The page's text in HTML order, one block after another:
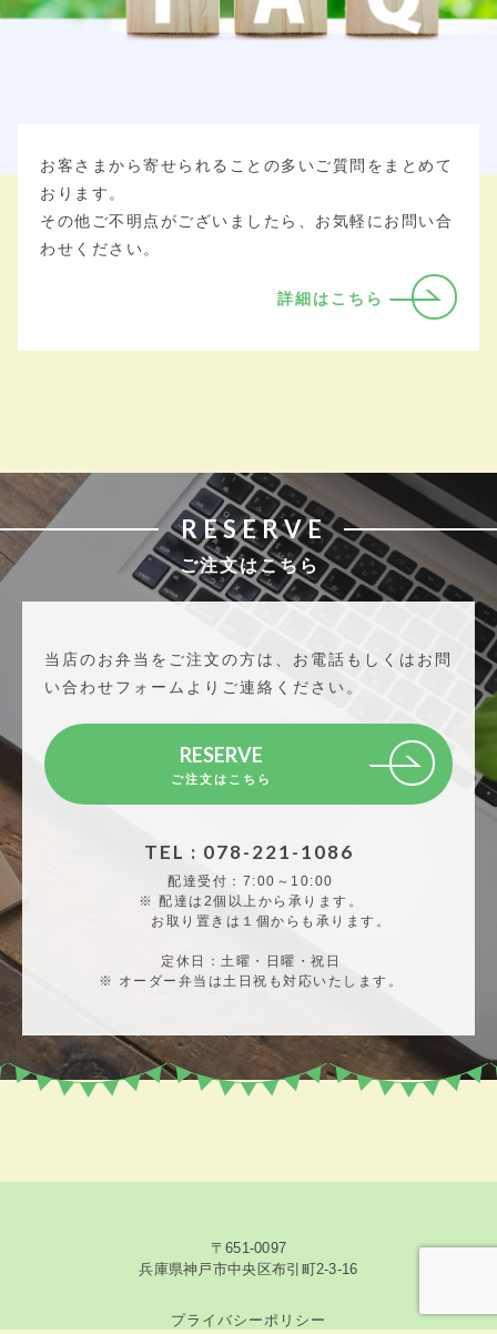
お客さまから寄せられることの多いご質問をまとめて
おります。
その他ご不明点がございましたら、お気軽にお問い合
わせください。
詳細はこちら
RESERVE
ご注文はこちら
当店のお弁当をご注文の方は、 お電話もしくはお問
い合わせフォームよりご連絡ください。
RESERVE
ご注文はこちら
TEL : 078-221-1086
配達受付：7:00～10:00
※ 配達は2個以上から承ります。
お取り置きは１個からも承ります。
定休日：土曜・日曜・祝日
※ オーダー弁当は土日祝も対応いたします。
〒651-0097
兵庫県神戸市中央区布引町2-3-16
プライバシーポリシー